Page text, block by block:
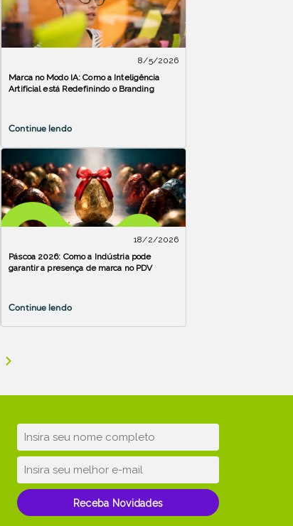
8/5/2026
Marca no Modo IA: Como a Inteligência
Artificial está Redefinindo o Branding
Continue lendo
18/2/2026
Páscoa 2026: Como a Indústria pode
garantir a presença de marca no PDV
Continue lendo